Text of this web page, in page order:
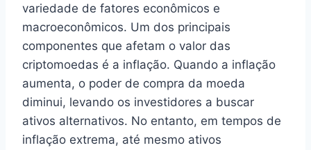
variedade de fatores econômicos e
macroeconômicos. Um dos principais
componentes que afetam o valor das
criptomoedas é a inflação. Quando a inflação
aumenta, o poder de compra da moeda
diminui, levando os investidores a buscar
ativos alternativos. No entanto, em tempos de
inflação extrema, até mesmo ativos